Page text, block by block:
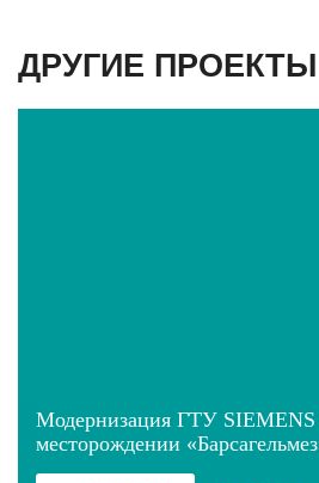
ДРУГИЕ ПРОЕКТЫ
Модернизация ГТУ SIEMENS
месторождении